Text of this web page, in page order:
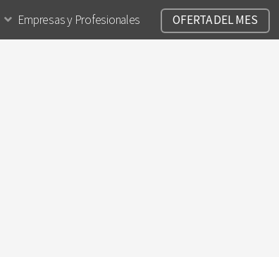
Empresas y Profesionales OFERTA DEL MES